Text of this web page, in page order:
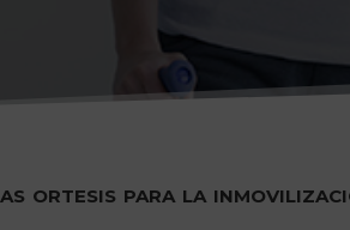
ortesis para la